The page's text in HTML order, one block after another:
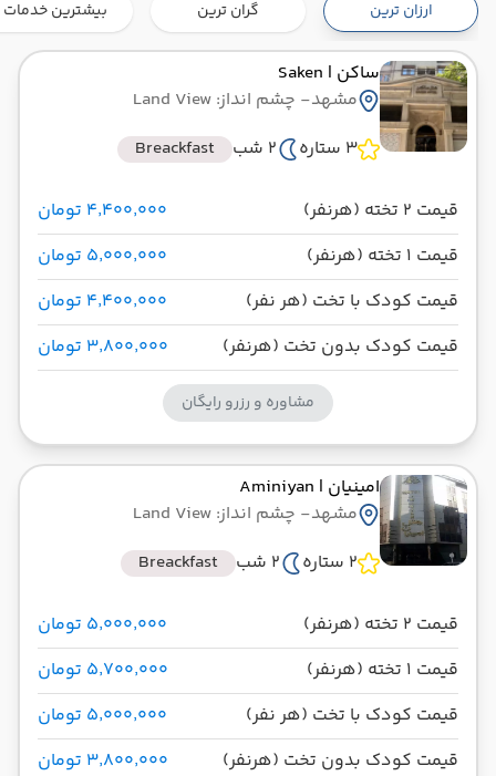
به
3 شب اقامت در مشهد
نور الرضا
ازتاریخ سفر : 26 آبان 1404 ساعت سفر : 16:35
ارزان ترین گران ترین بیشترین خدمات
ساکن | Saken
مشهد- چشم انداز: Land View
3 ستاره
2 شب Breackfast
قیمت 2 تخته (هرنفر)
۴٬۴۰۰٬۰۰۰ تومان
قیمت 1 تخته (هرنفر)
۵٬۰۰۰٬۰۰۰ تومان
قیمت کودک با تخت (هر نفر)
۴٬۴۰۰٬۰۰۰ تومان
قیمت کودک بدون تخت (هرنفر)
۳٬۸۰۰٬۰۰۰ تومان
مشاوره و رزرو رایگان
امینیان | Aminiyan
مشهد- چشم انداز: Land View
2 ستاره
2 شب Breackfast
قیمت 2 تخته (هرنفر)
۵٬۰۰۰٬۰۰۰ تومان
قیمت 1 تخته (هرنفر)
۵٬۷۰۰٬۰۰۰ تومان
قیمت کودک با تخت (هر نفر)
۵٬۰۰۰٬۰۰۰ تومان
قیمت کودک بدون تخت (هرنفر)
۳٬۸۰۰٬۰۰۰ تومان